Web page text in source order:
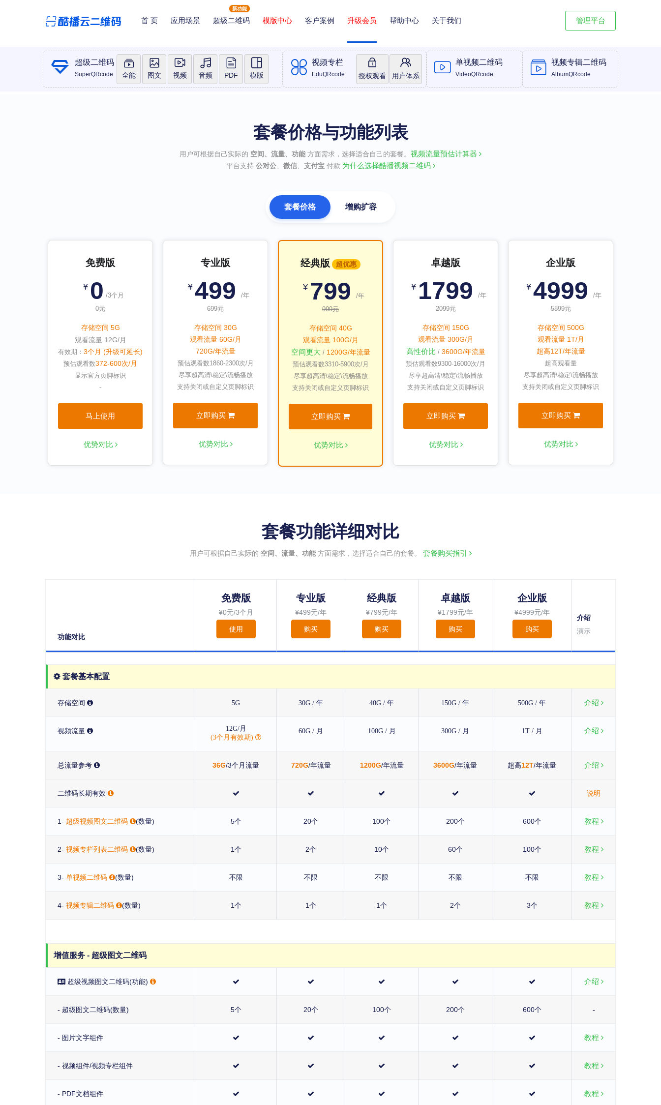
首 页 应用场景
新功能
超级二维码 模版中心 客户案例 升级会员 帮助中心 关于我们 管理平台
超级二维码
SuperQRcode 全能 图文 视频 音频 PDF 模版
视频专栏
EduQRcode 授权观看 用户体系
单视频二维码
VideoQRcode
视频专辑二维码
AlbumQRcode
套餐价格与功能列表
用户可根据自己实际的 空间、流量、功能 方面需求，选择适合自己的套餐。 视频流量预估计算器
平台支持 公对公、 微信、 支付宝付款 为什么选择酷播视频二维码
套餐价格 增购扩容
免费版
¥ 0/3个月
0元
存储空间 5G
观看流量 12G/月
有效期： 3个月 (升级可延长)
预估观看数372-600次/月
显示官方页脚标识
-
马上使用
优势对比
专业版
¥ 499
/年
699元
存储空间 30G
观看流量 60G/月
720G/年流量
预估观看数1860-2300次/月
尽享超高清\稳定\流畅播放
支持关闭或自定义页脚标识
立即购买
优势对比
经典版 超优惠
¥ 799
/年
999元
存储空间 40G
观看流量 100G/月
空间更大 / 1200G/年流量
预估观看数3310-5900次/月
尽享超高清\稳定\流畅播放
支持关闭或自定义页脚标识
立即购买
优势对比
卓越版
¥ 1799
/年
2099元
存储空间 150G
观看流量 300G/月
高性价比 / 3600G/年流量
预估观看数9300-16000次/月
尽享超高清\稳定\流畅播放
支持关闭或自定义页脚标识
立即购买
优势对比
企业版
¥ 4999
/年
5899元
存储空间 500G
观看流量 1T/月
超高12T/年流量
超高观看量
尽享超高清\稳定\流畅播放
支持关闭或自定义页脚标识
立即购买
优势对比
套餐功能详细对比
用户可根据自己实际的 空间、流量、功能 方面需求，选择适合自己的套餐。 套餐购买指引
功能对比
免费版
¥0元/3个月
使用
专业版
¥499元/年
购买
经典版
¥799元/年
购买
卓越版
¥1799元/年
购买
企业版
¥4999元/年
购买
介绍
演示
套餐基本配置
存储空间 5G 30G / 年 40G / 年 150G / 年 500G / 年 介绍
视频流量
12G/月
(3个月有效期)
60G / 月 100G / 月 300G / 月 1T / 月 介绍
总流量参考 36G/3个月流量 720G/年流量 1200G/年流量 3600G/年流量 超高12T/年流量 介绍
二维码长期有效 说明
1- 超级视频图文二维码 (数量) 5个 20个 100个 200个 600个 教程
2- 视频专栏列表二维码 (数量) 1个 2个 10个 60个 100个 教程
3- 单视频二维码 (数量) 不限 不限 不限 不限 不限 教程
4- 视频专辑二维码 (数量) 1个 1个 1个 2个 3个 教程
增值服务 - 超级图文二维码
超级视频图文二维码(功能) 介绍
- 超级图文二维码(数量) 5个 20个 100个 200个 600个 -
- 图片文字组件 教程
- 视频组件/视频专栏组件 教程
- PDF文档组件 教程